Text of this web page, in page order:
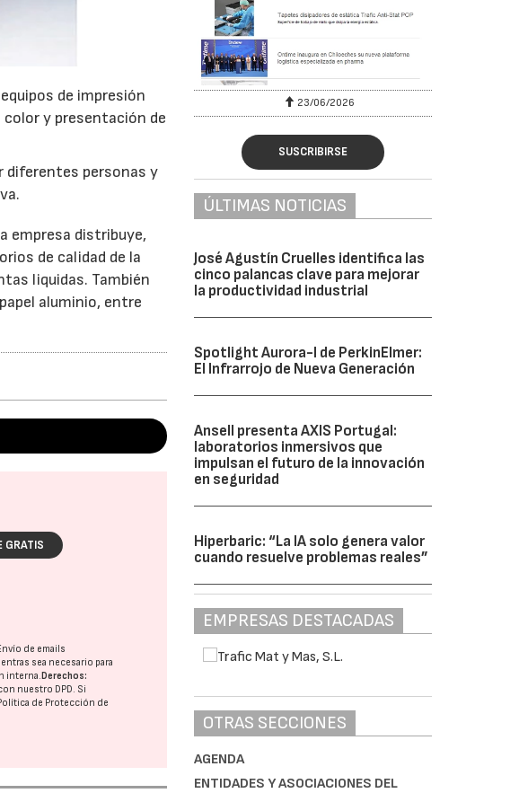
de impresión
y presentación de
diferentes personas y
empresa distribuye,
de calidad de la
liquidas. También
aluminio, entre
GRATIS
de emails
sea necesario para
interna.Derechos:
nuestro DPD. Si
de Protección de
28/07/2026 23/06/2026
SUSCRIBIRSE
ÚLTIMAS NOTICIAS
José Agustín Cruelles identifica las
cinco palancas clave para mejorar
la productividad industrial
Spotlight Aurora-I de PerkinElmer:
El Infrarrojo de Nueva Generación
Ansell presenta AXIS Portugal:
laboratorios inmersivos que
impulsan el futuro de la innovación
en seguridad
Hiperbaric: “La IA solo genera valor
cuando resuelve problemas reales”
EMPRESAS DESTACADAS
OTRAS SECCIONES
AGENDA
ENTIDADES Y ASOCIACIONES DEL